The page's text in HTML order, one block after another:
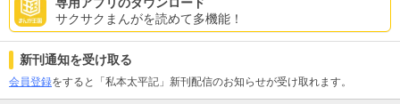
専用アプリのダウンロード
サクサクまんがを読めて多機能！
新刊通知を受け取る
会員登録をすると「私本太平記」新刊配信のお知らせが受け取れます。